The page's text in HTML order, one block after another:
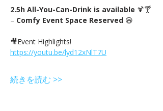
2.5h All-You-Can-Drink is available 🍹🍸
– Comfy Event Space Reserved 😆
🎥Event Highlights!
https://youtu.be/lyd12xNlT7U
続きを読む >>